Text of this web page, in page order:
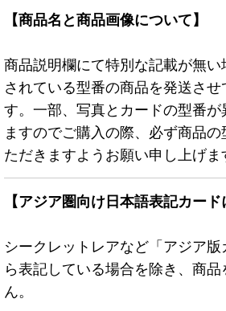
【商品名と商品画像について】
商品説明欄にて特別な記載が無
されている型番の商品を発送させ
す。一部、写真とカードの型番
ますのでご購入の際、必ず商品
ただきますようお願い申し上げま
【アジア圏向け日本語表記カード
シークレットレアなど「アジア
ら表記している場合を除き、商
ん。